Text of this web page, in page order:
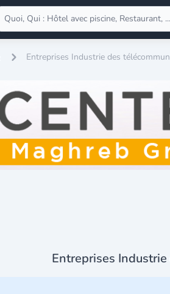
Entreprises Industrie des
Entreprises